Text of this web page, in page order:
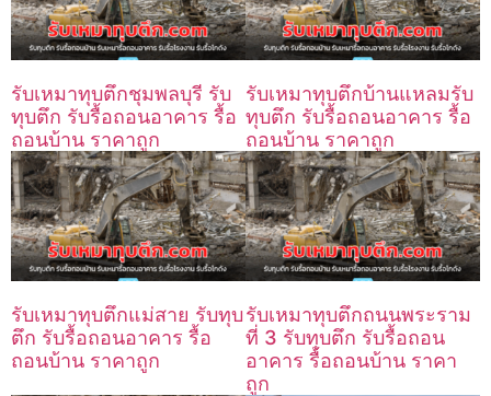
รับเหมาทุบตึกชุมพลบุรี รับ
ทุบตึก รับรื้อถอนอาคาร รื้อ
ถอนบ้าน ราคาถูก
รับเหมาทุบตึกบ้านแหลมรับ
ทุบตึก รับรื้อถอนอาคาร รื้อ
ถอนบ้าน ราคาถูก
รับเหมาทุบตึกแม่สาย รับทุบ
ตึก รับรื้อถอนอาคาร รื้อ
ถอนบ้าน ราคาถูก
รับเหมาทุบตึกถนนพระราม
ที่ 3 รับทุบตึก รับรื้อถอน
อาคาร รื้อถอนบ้าน ราคา
ถูก